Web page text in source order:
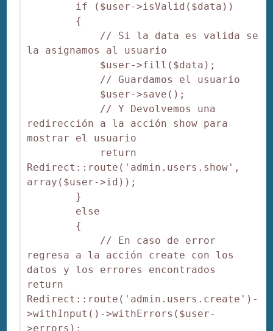
if ($user->isValid($data))
{
// Si la data es valida se
la asignamos al usuario
$user->fill($data);
// Guardamos el usuario
$user->save();
// Y Devolvemos una
redirección a la acción show para
mostrar el usuario
return
Redirect::route('admin.users.show',
array($user->id));
}
else
{
// En caso de error
regresa a la acción create con los
datos y los errores encontrados
return
Redirect::route('admin.users.create')-
>withInput()->withErrors($user-
>errors);